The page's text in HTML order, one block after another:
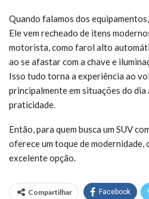
Quando falamos dos
Ele vem recheado de itens
motorista, como farol alto
ao se afastar com a chave e
Isso tudo torna a experiência ao
principalmente em situações do dia
praticidade.
Então, para quem busca um SUV
oferece um toque de modernidade,
excelente opção.
Compartilhar Facebook